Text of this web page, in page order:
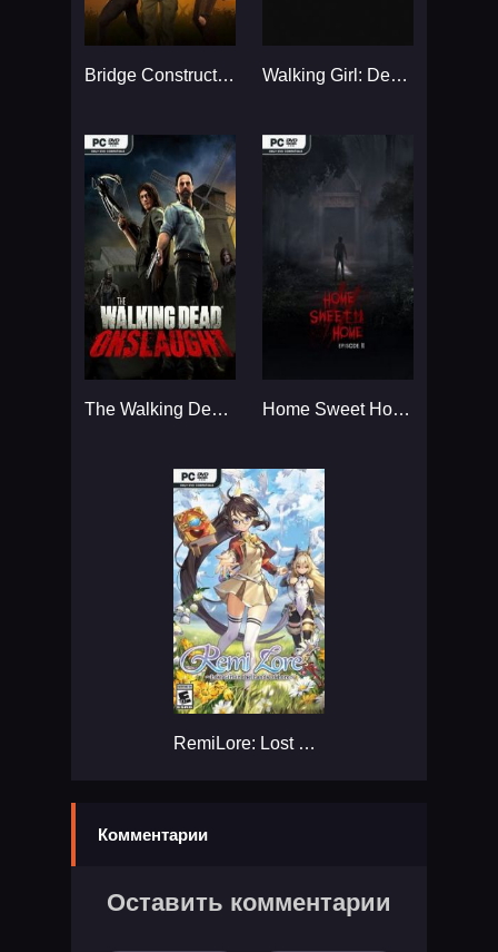
Bridge Constructor: The Walking Dead... Walking Girl: Dead Parking...
The Walking Dead Onslaught... Home Sweet Home EP2...
RemiLore: Lost Girl in the Lands of Lore...
Комментарии
Оставить комментарии